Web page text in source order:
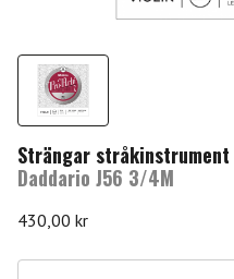
Strängar stråkinstrument
Daddario J56 3/4M
430,00 kr